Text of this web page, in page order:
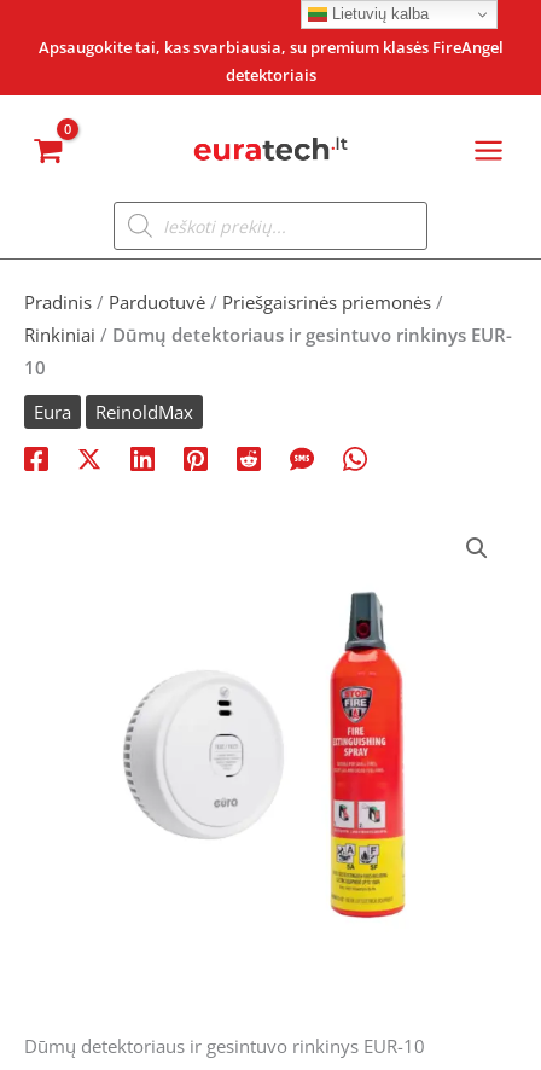
Apsaugokite tai, kas svarbiausia, su premium klasės FireAngel
detektoriais
Products
search
Pradinis / Parduotuvė / Priešgaisrinės priemonės /
Rinkiniai / Dūmų detektoriaus ir gesintuvo rinkinys EUR-
10
Eura
ReinoldMax
Dūmų detektoriaus ir gesintuvo rinkinys EUR-10
€23.49.€20.55.
Lietuvių kalba